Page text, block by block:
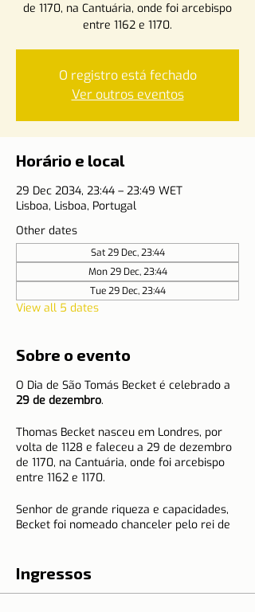
de 1170, na Cantuária, onde foi arcebispo
entre 1162 e 1170.
O registro está fechado
Ver outros eventos
Horário e local
29 Dec 2034, 23:44 – 23:49 WET
Lisboa, Lisboa, Portugal
Other dates
Sat 29 Dec, 23:44
Mon 29 Dec, 23:44
Tue 29 Dec, 23:44
View all 5 dates
Sobre o evento
O Dia de São Tomás Becket é celebrado a
29 de dezembro.
Thomas Becket nasceu em Londres, por
volta de 1128 e faleceu a 29 de dezembro
de 1170, na Cantuária, onde foi arcebispo
entre 1162 e 1170.
Senhor de grande riqueza e capacidades,
Becket foi nomeado chanceler pelo rei de
homem mais importante do país a seguir
ao rei, mas foi aí que mudou a sua vida.
Ingressos